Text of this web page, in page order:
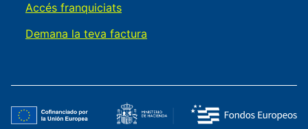
Accés franquiciats
Demana la teva factura